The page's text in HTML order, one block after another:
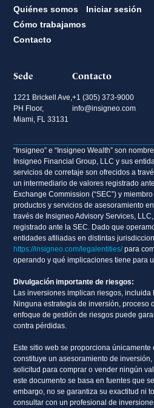
Quiénes somos
Cómo trabajamos
Contacto
Iniciar sesión
Sede
1221 Brickell Ave,
PH Floor,
Miami, FL 33131
Contacto
+1 (305) 373-9000
info@insigneo.com
“Insigneo” e “Insigneo Wealth” son
Insigneo Financial Group, LLC y sus
servicios de corretaje son ofrecidos a
un intermediario de valores registrado
Exchange Commission (“SEC”) y miembro
productos y servicios de asesoramiento
través de Insigneo Advisory Services,
registrado ante la SEC. Dado que
entidades afiliadas en distintas
https://insigneo.com/legalentities/para
operando y qué implicaciones tiene para
Divulgación importante de riesgos:
Las inversiones implican riesgos,
Ninguna estrategia de inversión, proceso
enfoque de gestión de riesgos puede
contra pérdidas.
Este sitio web se proporciona
constituye un asesoramiento de
solicitud para comprar o vender ningún
este documento se basa en fuentes que
embargo, no se garantiza su exactitud ni
consultar con un profesional de